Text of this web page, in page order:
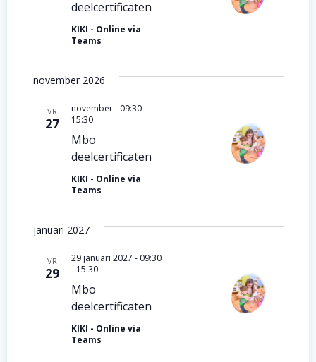
v
g
a
i
r
n
deelcertificaten
KIKI - Online via
Teams
november 2026
VR
27
Mbo
deelcertificaten
november - 09:30-
15:30
KIKI - Online via
Teams
januari 2027
VR
29
Mbo
deelcertificaten
29 januari 2027 - 09:30
- 15:30
KIKI - Online via
Teams